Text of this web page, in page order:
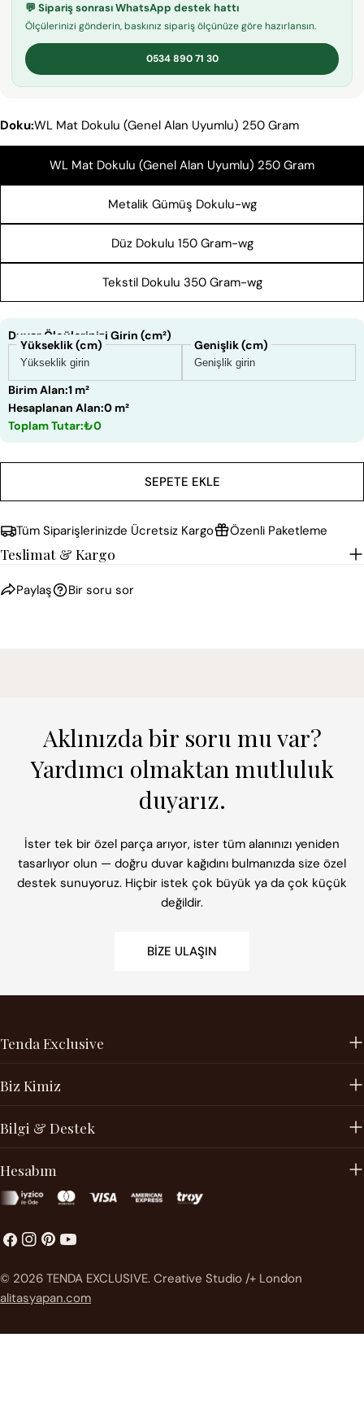
💬 Sipariş sonrası WhatsApp destek hattı
Ölçülerinizi gönderin, baskınız sipariş ölçünüze göre hazırlansın.
0534 890 71 30
Doku:WL Mat Dokulu (Genel Alan Uyumlu) 250 Gram
WL Mat Dokulu (Genel Alan Uyumlu) 250 Gram
Metalik Gümüş Dokulu-wg
Düz Dokulu 150 Gram-wg
Tekstil Dokulu 350 Gram-wg
Duvar Ölçülerinizi Girin (cm²)
Yükseklik (cm) Genişlik (cm)
Birim Alan:1 m²
Hesaplanan Alan:0 m²
Toplam Tutar:₺0
SEPETE EKLE
Tüm Siparişlerinizde Ücretsiz Kargo Özenli Paketleme
Teslimat & Kargo
Paylaş
Paylaş
Facebook'ta
Pinterest'teki
Bir soru sor
Mesajın
Aklınızda bir soru mu var?
Yardımcı olmaktan mutluluk
duyarız.
İster tek bir özel parça arıyor, ister tüm alanınızı yeniden
tasarlıyor olun — doğru duvar kağıdını bulmanızda size özel
destek sunuyoruz. Hiçbir istek çok büyük ya da çok küçük
değildir.
BIZE ULAŞIN
Tenda Exclusive
Biz Kimiz
Bilgi & Destek
Hesabım
Facebook
instagram
Pinterest'te
Youtube
© 2026 TENDA EXCLUSIVE. Creative Studio /+ London
alitasyapan.com
Ödeme
metodları